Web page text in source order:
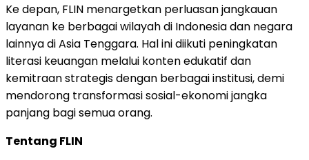
Ke depan, FLIN menargetkan perluasan jangkauan
layanan ke berbagai wilayah di Indonesia dan negara
lainnya di Asia Tenggara. Hal ini diikuti peningkatan
literasi keuangan melalui konten edukatif dan
kemitraan strategis dengan berbagai institusi, demi
mendorong transformasi sosial-ekonomi jangka
panjang bagi semua orang.
Tentang FLIN